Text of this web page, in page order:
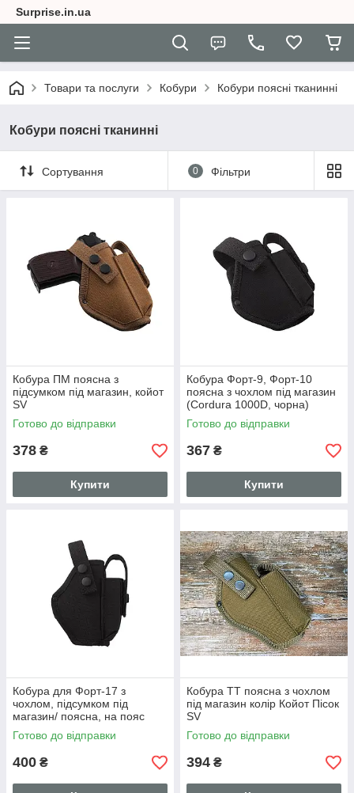
Surprise.in.ua
Товари та послуги Кобури Кобури поясні тканинні
Кобури поясні тканинні
Сортування 0 Фільтри
Кобура ПМ поясна з
підсумком під магазин, койот
SV
Готово до відправки
378 ₴
Купити
Кобура Форт-9, Форт-10
поясна з чохлом під магазин
(Cordura 1000D, чорна)
10601
Готово до відправки
367 ₴
Купити
Кобура для Форт-17 з
чохлом, підсумком під
магазин/ поясна, на пояс
Поліція (Oxford, чорна)17601
Готово до відправки
400 ₴
Кобура ТТ поясна з чохлом
під магазин колір Койот Пісок
SV
Готово до відправки
394 ₴